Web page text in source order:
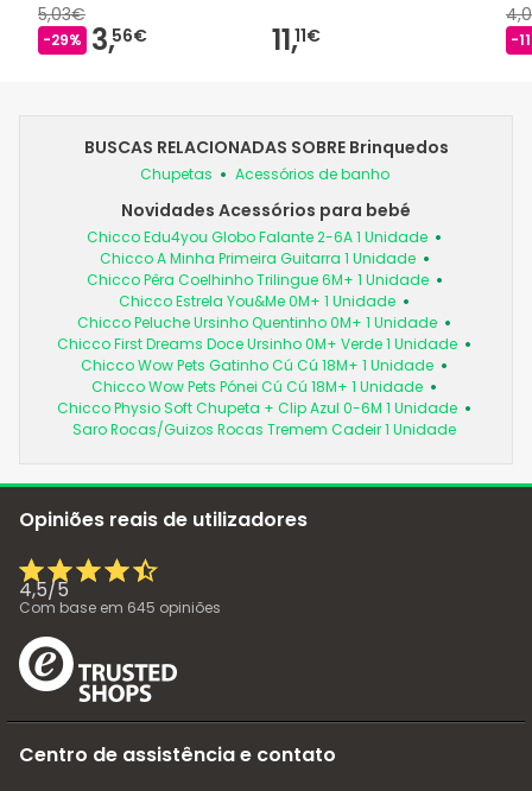
5,03€
-29% 3,56€ 11,11€ -
BUSCAS RELACIONADAS SOBRE Brinquedos
Chupetas Acessórios de banho
Novidades Acessórios para bebé
Chicco Edu4you Globo Falante 2-6A 1 Unidade
Chicco A Minha Primeira Guitarra 1 Unidade
Chicco Pêra Coelhinho Trilingue 6M+ 1 Unidade
Chicco Estrela You&Me 0M+ 1 Unidade
Chicco Peluche Ursinho Quentinho 0M+ 1 Unidade
Chicco First Dreams Doce Ursinho 0M+ Verde 1 Unidade
Chicco Wow Pets Gatinho Cú Cú 18M+ 1 Unidade
Chicco Wow Pets Pónei Cú Cú 18M+ 1 Unidade
Chicco Physio Soft Chupeta + Clip Azul 0-6M 1 Unidade
Saro Rocas/Guizos Rocas Tremem Cadeir 1 Unidade
Opiniões reais de utilizadores
4,5/5
Com base em 645 opiniões
Centro de assistência e contato